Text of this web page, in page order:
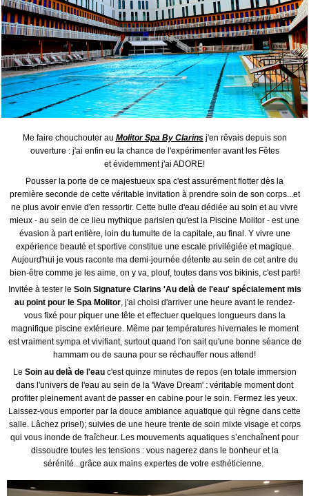
Me faire chouchouter au Molitor Spa By Clarinsj'en rêvais depuis son
ouverture : j'ai enfin eu la chance de l'expérimenter avant les Fêtes
et évidemment j'ai ADORE!
Pousser la porte de ce majestueux spa c'est assurément flotter dès la
première seconde de cette véritable invitation à prendre soin de son corps...et
ne plus avoir envie d'en ressortir. Cette bulle d'eau dédiée au soin et au vivre
mieux - au sein de ce lieu mythique parisien qu'est la Piscine Molitor - est une
évasion à part entière, loin du tumulte de la capitale, au final. Y vivre une
expérience beauté et sportive constitue une escale privilégiée et magique.
Aujourd'hui je vous raconte ma demi-journée détente au sein de cet antre du
bien-être comme je les aime, on y va, plouf, toutes dans vos bikinis, c'est parti!
Invitée à tester le Soin Signature Clarins 'Au delà de l'eau' spécialement mis
au point pour le Spa Molitor, j'ai choisi d'arriver une heure avant le rendez-
vous fixé pour piquer une tête et effectuer quelques longueurs dans la
magnifique piscine extérieure. Même par températures hivernales le moment
est vraiment sympa et vivifiant, surtout quand l'on sait qu'une bonne séance de
hammam ou de sauna pour se réchauffer nous attend!
Le Soin au delà de l'eauc'est quinze minutes de repos (en totale immersion
dans l'univers de l'eau au sein de la 'Wave Dream' : véritable moment dont
profiter pleinement avant de passer en cabine pour le soin. Fermez les yeux.
Laissez-vous emporter par la douce ambiance aquatique qui règne dans cette
salle. Lâchez prise!); suivies de une heure trente de soin mixte visage et corps
qui vous inonde de fraîcheur. Les mouvements aquatiques s’enchaînent pour
dissoudre toutes les tensions : vous nagerez dans le bonheur et la
sérénité...grâce aux mains expertes de votre esthéticienne.